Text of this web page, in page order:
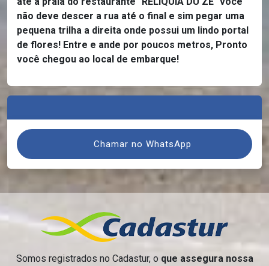
não deve descer a rua até o final e sim pegar uma
pequena trilha a direita onde possui um lindo portal
de flores! Entre e ande por poucos metros, Pronto
você chegou ao local de embarque!
Chamar no WhatsApp
Somos registrados no Cadastur, o que assegura nossa